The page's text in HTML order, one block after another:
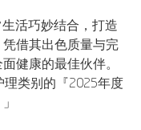
生活巧妙结合，打造
借其出色质量与完
健康的最佳伙伴。
理类别的『2025年度